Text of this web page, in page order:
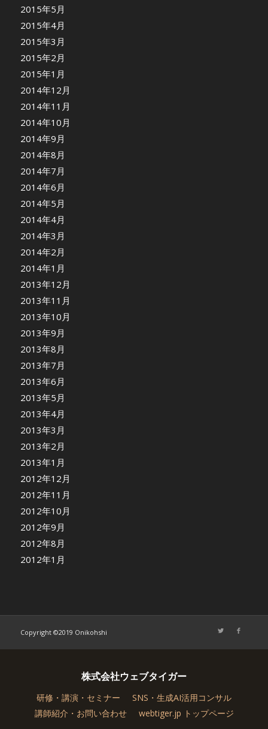
2015年5月
2015年4月
2015年3月
2015年2月
2015年1月
2014年12月
2014年11月
2014年10月
2014年9月
2014年8月
2014年7月
2014年6月
2014年5月
2014年4月
2014年3月
2014年2月
2014年1月
2013年12月
2013年11月
2013年10月
2013年9月
2013年8月
2013年7月
2013年6月
2013年5月
2013年4月
2013年3月
2013年2月
2013年1月
2012年12月
2012年11月
2012年10月
2012年9月
2012年8月
2012年1月
Copyright ©2019 Onikohshi
株式会社ウェブタイガー
研修・講演・セミナー
SNS・生成AI活用コンサル
講師紹介・お問い合わせ
webtiger.jp トップページ